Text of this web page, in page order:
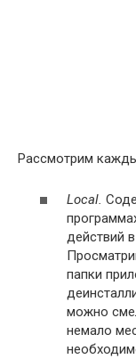
Рассмотрим
Local.
действий
папки
можно
немало